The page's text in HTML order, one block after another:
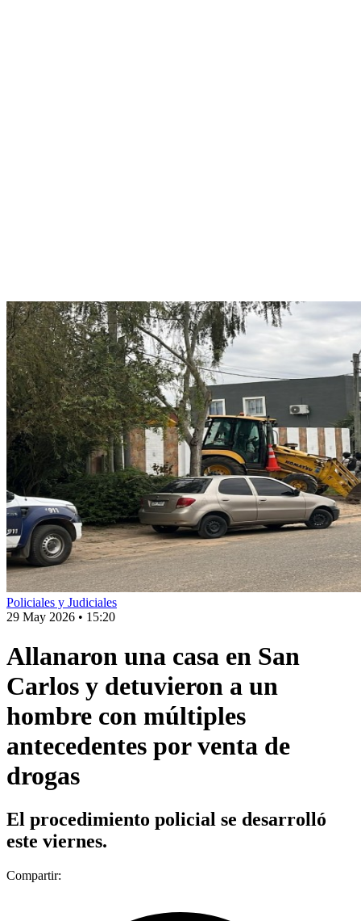
Policiales y Judiciales
29 May 2026 • 15:20
Allanaron una casa en San
Carlos y detuvieron a un
hombre con múltiples
antecedentes por venta de
drogas
El procedimiento policial se desarrolló
este viernes.
Compartir: